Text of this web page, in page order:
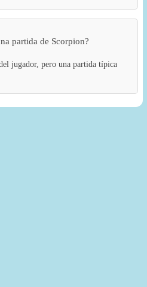
partida de Scorpion?
jugador, pero una partida típica